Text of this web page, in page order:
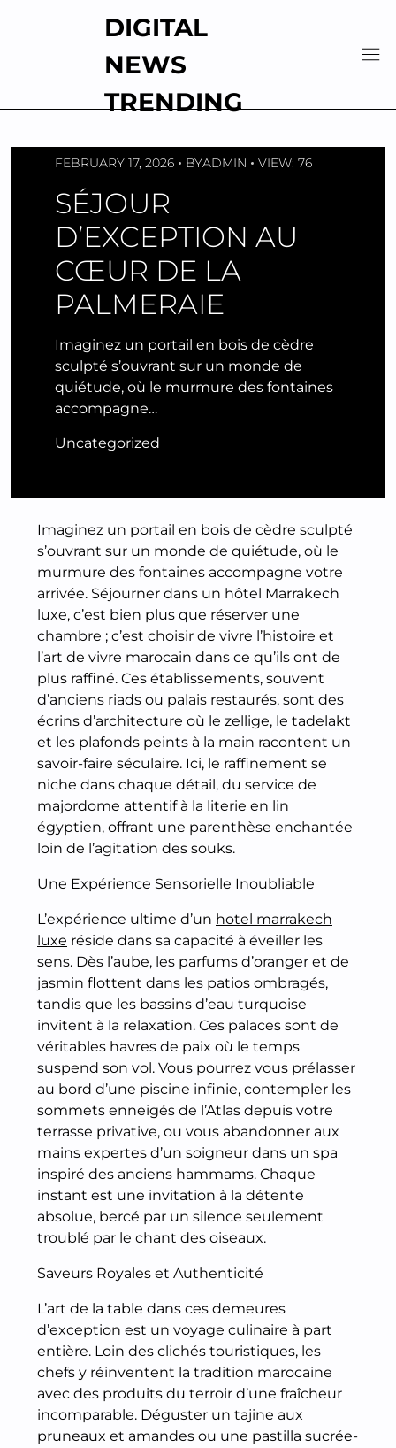
DIGITAL
NEWS
TRENDING
FEBRUARY 17, 2026 BYADMIN VIEW: 76
SÉJOUR
D’EXCEPTION AU
CŒUR DE LA
PALMERAIE
Imaginez un portail en bois de cèdre
sculpté s’ouvrant sur un monde de
quiétude, où le murmure des fontaines
accompagne…
Uncategorized
Imaginez un portail en bois de cèdre sculpté
s’ouvrant sur un monde de quiétude, où le
murmure des fontaines accompagne votre
arrivée. Séjourner dans un hôtel Marrakech
luxe, c’est bien plus que réserver une
chambre ; c’est choisir de vivre l’histoire et
l’art de vivre marocain dans ce qu’ils ont de
plus raffiné. Ces établissements, souvent
d’anciens riads ou palais restaurés, sont des
écrins d’architecture où le zellige, le tadelakt
et les plafonds peints à la main racontent un
savoir-faire séculaire. Ici, le raffinement se
niche dans chaque détail, du service de
majordome attentif à la literie en lin
égyptien, offrant une parenthèse enchantée
loin de l’agitation des souks.
Une Expérience Sensorielle Inoubliable
L’expérience ultime d’un hotel marrakech
luxe réside dans sa capacité à éveiller les
sens. Dès l’aube, les parfums d’oranger et de
jasmin flottent dans les patios ombragés,
tandis que les bassins d’eau turquoise
invitent à la relaxation. Ces palaces sont de
véritables havres de paix où le temps
suspend son vol. Vous pourrez vous prélasser
au bord d’une piscine infinie, contempler les
sommets enneigés de l’Atlas depuis votre
terrasse privative, ou vous abandonner aux
mains expertes d’un soigneur dans un spa
inspiré des anciens hammams. Chaque
instant est une invitation à la détente
absolue, bercé par un silence seulement
troublé par le chant des oiseaux.
Saveurs Royales et Authenticité
L’art de la table dans ces demeures
d’exception est un voyage culinaire à part
entière. Loin des clichés touristiques, les
chefs y réinventent la tradition marocaine
avec des produits du terroir d’une fraîcheur
incomparable. Déguster un tajine aux
pruneaux et amandes ou une pastilla sucrée-